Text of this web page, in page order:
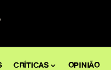
CRÍTICAS OPINIÃO